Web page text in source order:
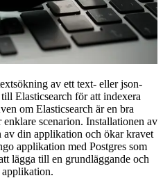
av ett text- eller json-
Elasticsearch för att indexera
om Elasticsearch är en bra
scenarion. Installationen av
av din applikation och ökar kravet
applikation med Postgres som
lägga till en grundläggande och